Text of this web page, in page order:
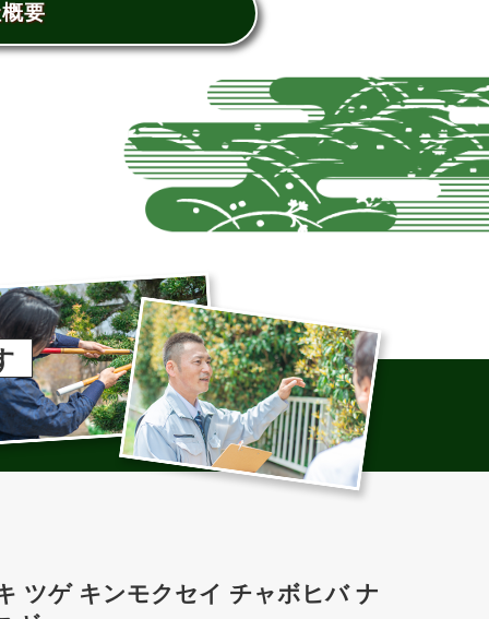
要
ツゲ キンモクセイ チャボヒバ ナ